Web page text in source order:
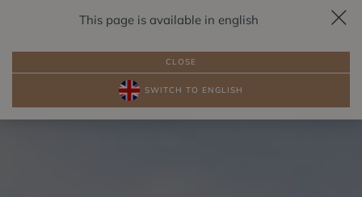
BALÍČKY POKOJE U JEZERA
This page is available in english
CLOSE
SWITCH TO ENGLISH